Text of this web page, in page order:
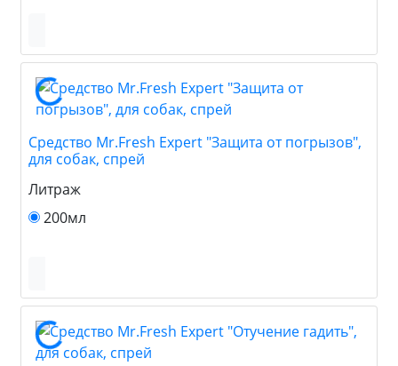
Средство Mr.Fresh Expert "Защита от погрызов",
для собак, спрей
Литраж
200мл